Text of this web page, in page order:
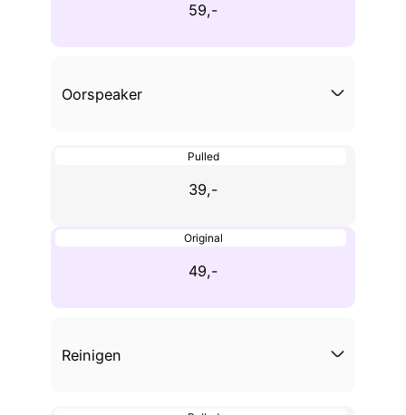
59,-
Oorspeaker
Pulled
39,-
Original
49,-
Reinigen